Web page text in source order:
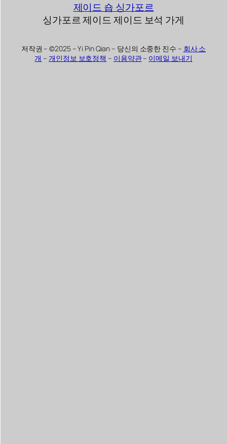
제이드 숍 싱가포르
싱가포르 제이드 제이드 보석 가게
저작권 – ©2025 – Yi Pin Qian – 당신의 소중한 진수 – 회사 소
개 –개인정보 보호정책 – 이용약관– 이메일 보내기